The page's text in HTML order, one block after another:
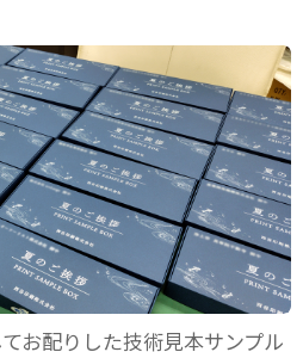
お配りした技術見本サンプル